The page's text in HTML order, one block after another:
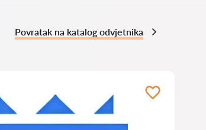
Povratak na katalog odvjetnika